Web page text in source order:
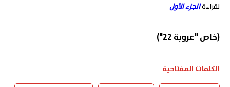
لقراءةالجزء الأول
(خاص "عروبة 22")
الكلمات المفتاحية